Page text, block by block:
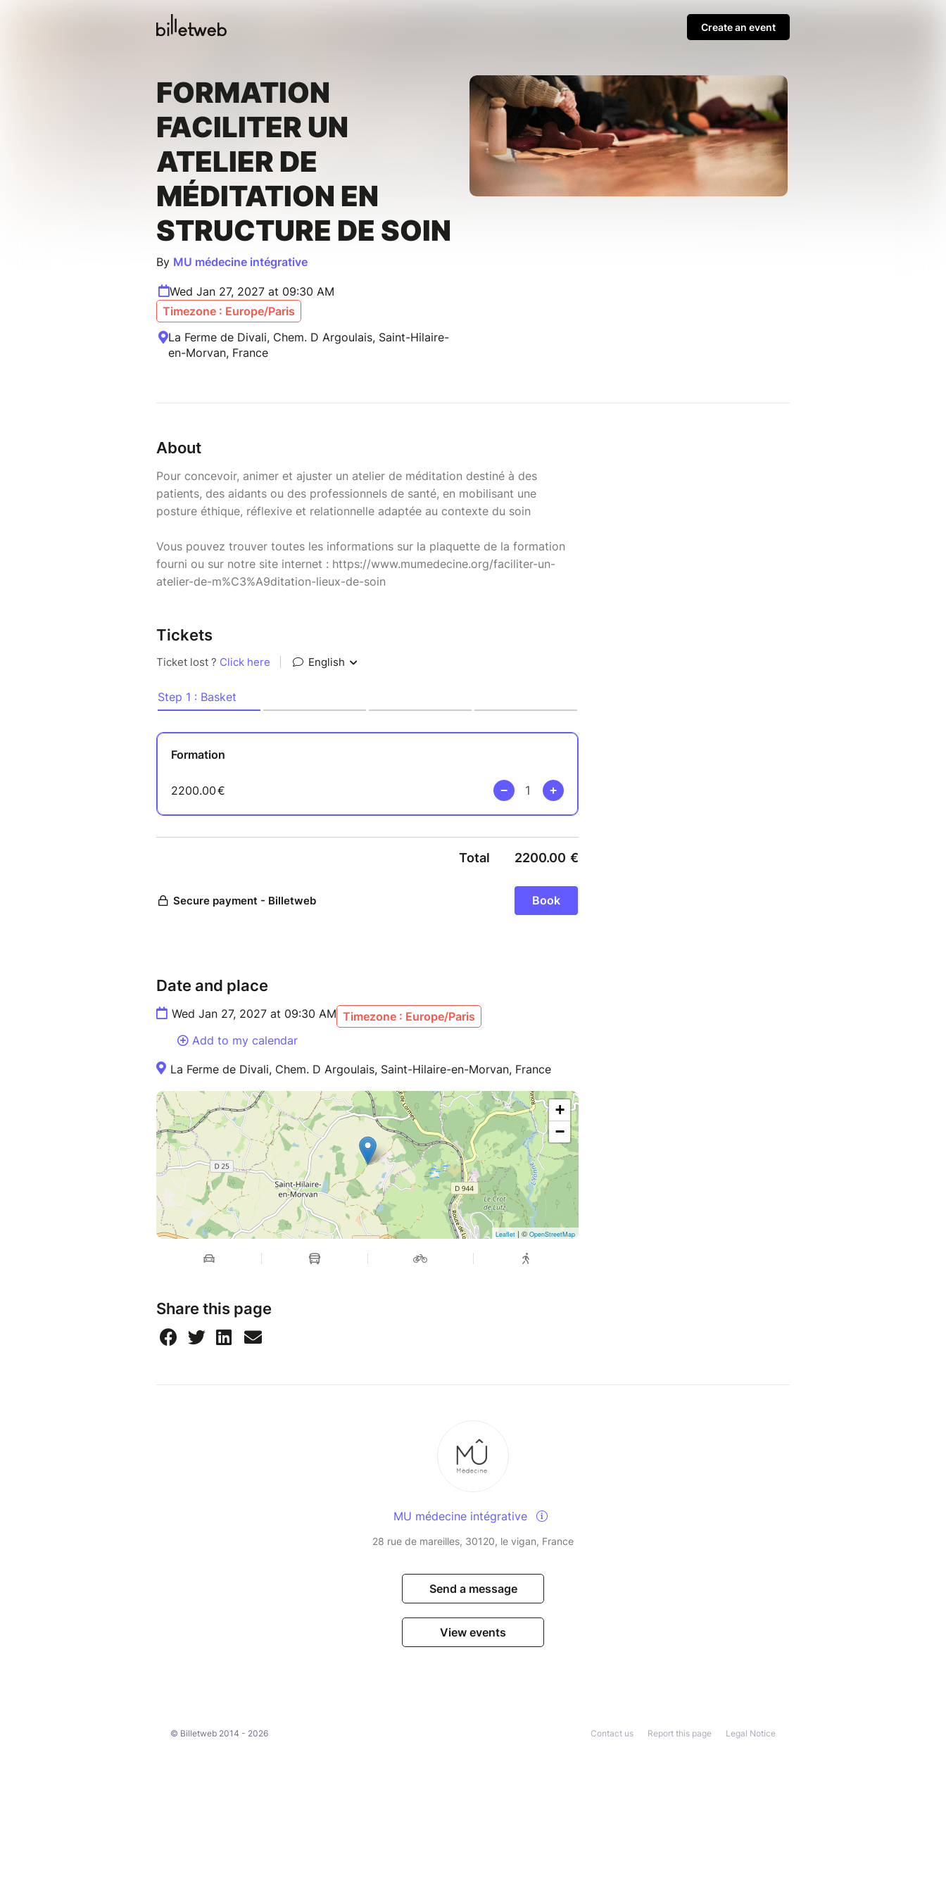
Create an event
FORMATION
FACILITER UN
ATELIER DE
MÉDITATION EN
STRUCTURE DE SOIN
By MU médecine intégrative
Wed Jan 27, 2027 at 09:30 AM
Timezone : Europe/Paris
La Ferme de Divali, Chem. D Argoulais, Saint-Hilaire-
en-Morvan, France
About
Pour concevoir, animer et ajuster un atelier de méditation destiné à des
patients, des aidants ou des professionnels de santé, en mobilisant une
posture éthique, réflexive et relationnelle adaptée au contexte du soin
Vous pouvez trouver toutes les informations sur la plaquette de la formation
fourni ou sur notre site internet : https://www.mumedecine.org/faciliter-un-
atelier-de-m%C3%A9ditation-lieux-de-soin
Tickets
Date and place
Wed Jan 27, 2027 at 09:30 AM Timezone : Europe/Paris
Add to my calendar
La Ferme de Divali, Chem. D Argoulais, Saint-Hilaire-en-Morvan, France
+
−
Leaflet | © OpenStreetMap
Share this page
MU médecine intégrative
28 rue de mareilles, 30120, le vigan, France
Send a message
View events
© Billetweb 2014 - 2026 Legal Notice
Report this page
Contact us